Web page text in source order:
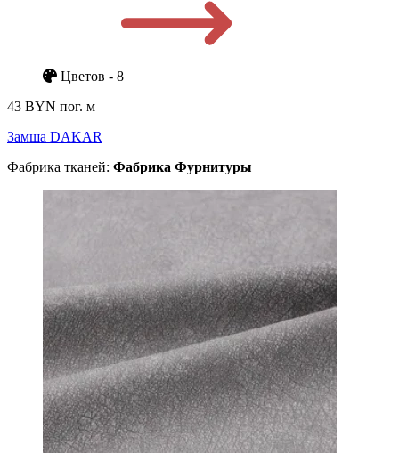
Цветов - 8
43 BYN пог. м
Замша DAKAR
Фабрика тканей: Фабрика Фурнитуры